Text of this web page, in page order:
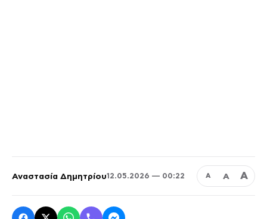
Αναστασία Δημητρίου12.05.2026 — 00:22 Α Α Α